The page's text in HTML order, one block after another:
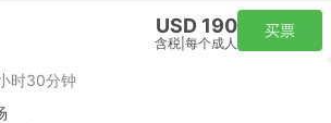
USD 190
含税 每个成人
买票
时30分钟